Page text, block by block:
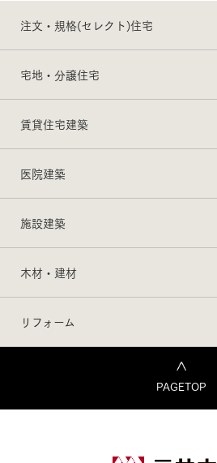
注文・規格(セレクト)住宅
宅地・分譲住宅
賃貸住宅建築
医院建築
施設建築
木材・建材
リフォーム
PAGETOP